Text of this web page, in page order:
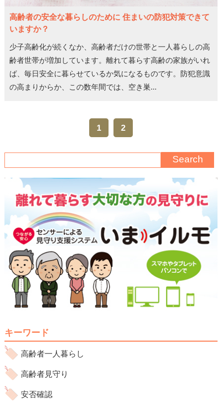
高齢者の安全な暮らしのために 住まいの防犯対策できて
いますか？
少子高齢化が続くなか、高齢者だけの世帯と一人暮らしの高
齢者世帯が増加しています。離れて暮らす高齢の家族がいれ
ば、毎日安全に暮らせているか気になるものです。防犯意識
の高まりからか、この数年間では、空き巣...
1 2
キーワード
高齢者一人暮らし
高齢者見守り
安否確認